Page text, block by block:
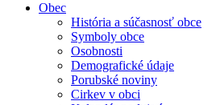
Obec
História a súčasnosť obce
Symboly obce
Osobnosti
Demografické údaje
Porubské noviny
Cirkev v obci